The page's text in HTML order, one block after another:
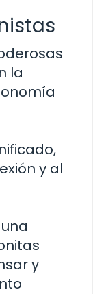
la
y al
y